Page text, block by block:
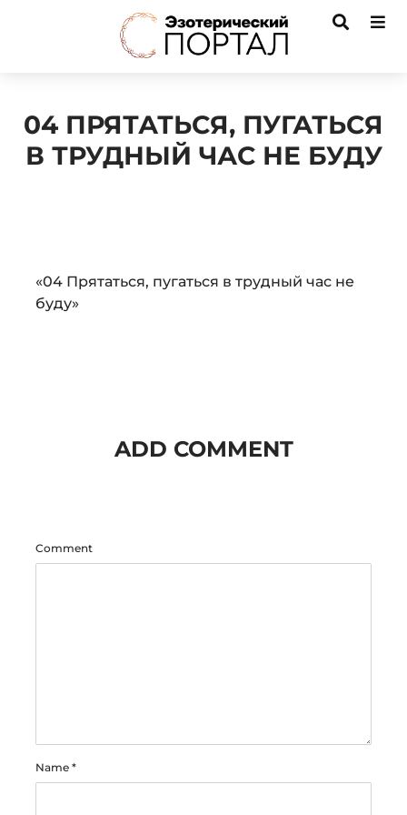
04 ПРЯТАТЬСЯ, ПУГАТЬСЯ
В ТРУДНЫЙ ЧАС НЕ БУДУ
Audio
Player
«04 Прятаться, пугаться в трудный час не
буду»
ADD COMMENT
Comment
Name *